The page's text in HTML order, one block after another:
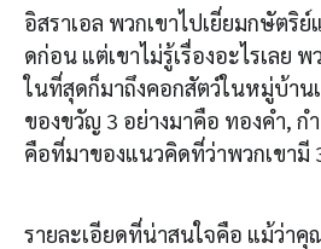
อิสราเอล พวกเขาไปเยี่ยมกษัตริ
ดก่อน แต่เขาไม่รู้เรื่องอะไรเลย
ในที่สุดก็มาถึงคอกสัตว์ในหมู่บ้านเ
ของขวัญ 3 อย่างมาคือ ทองคำ,
คือที่มาของแนวคิดที่ว่าพวกเขามี
รายละเอียดที่น่าสนใจคือ แม้ว่าคุ